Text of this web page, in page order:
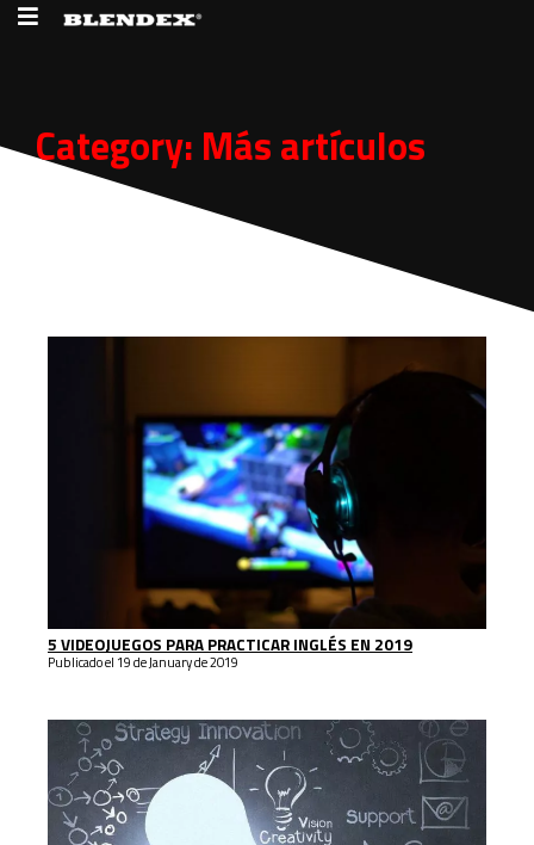
Category: Más artículos
5 VIDEOJUEGOS PARA PRACTICAR INGLÉS EN 2019
Publicado el 19 de January de 2019